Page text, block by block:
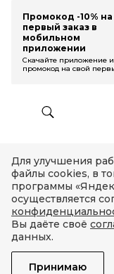
Промокод -10% на
первый заказ в
мобильном
приложении
Скачайте приложение
промокод на свой
Для улучшения
файлы cookies, в
программы
осуществляется
Вы даёте своё
данных.
Принимаю